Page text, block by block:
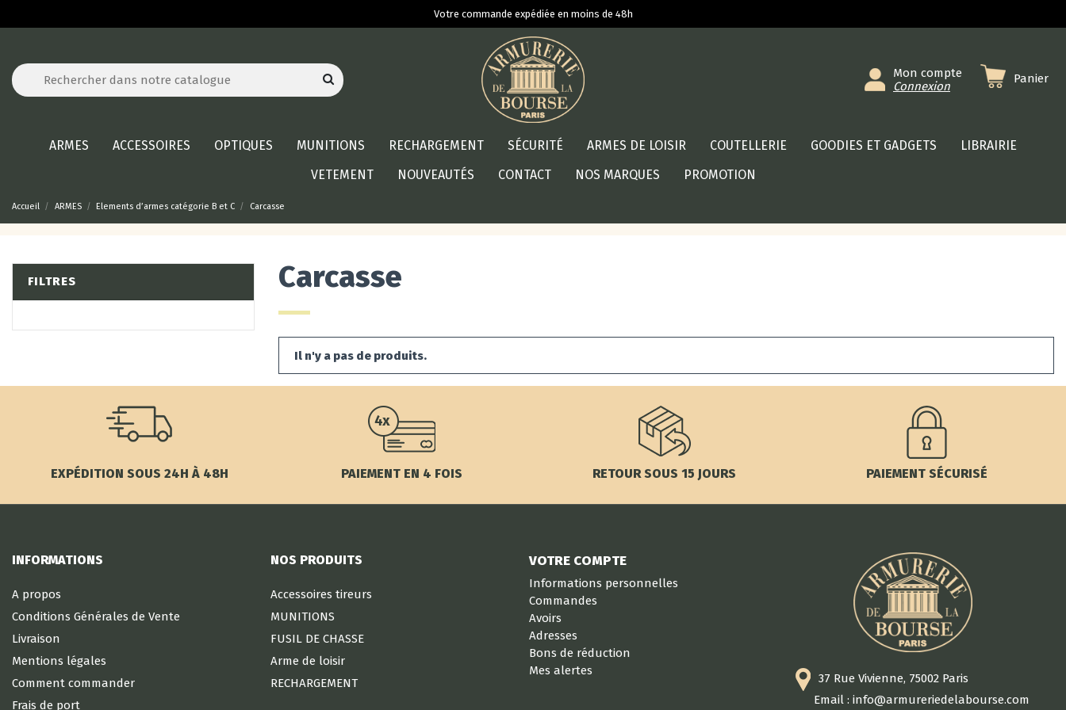
Votre commande expédiée en moins de 48h
Mon compte
Connexion
Panier
ARMES ACCESSOIRES OPTIQUES MUNITIONS RECHARGEMENT SÉCURITÉ ARMES DE LOISIR COUTELLERIE GOODIES ET GADGETS
LIBRAIRIE
VETEMENT
NOUVEAUTÉS CONTACT NOS MARQUES PROMOTION
Accueil ARMES Elements d’armes catégorie B et C Carcasse
Carcasse
Il n'y a pas de produits.
FILTRES
EXPÉDITION SOUS 24H À 48H PAIEMENT EN 4 FOIS RETOUR SOUS 15 JOURS PAIEMENT SÉCURISÉ
INFORMATIONS
A propos
Conditions Générales de Vente
Livraison
Mentions légales
Comment commander
Frais de port
NOS PRODUITS
Accessoires tireurs
MUNITIONS
FUSIL DE CHASSE
Arme de loisir
RECHARGEMENT
VOTRE COMPTE
Informations personnelles
Commandes
Avoirs
Adresses
Bons de réduction
Mes alertes
37 Rue Vivienne, 75002 Paris
Email : info@armureriedelabourse.com